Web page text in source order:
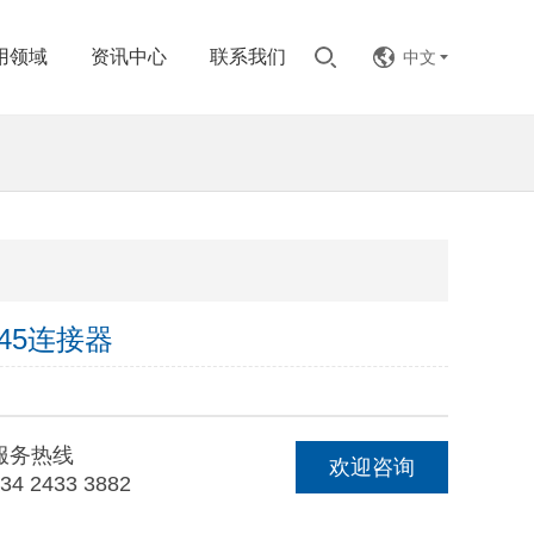
领域 资讯中心 联系我们 中文
连接器
欢迎咨询
务热线
2433 3882